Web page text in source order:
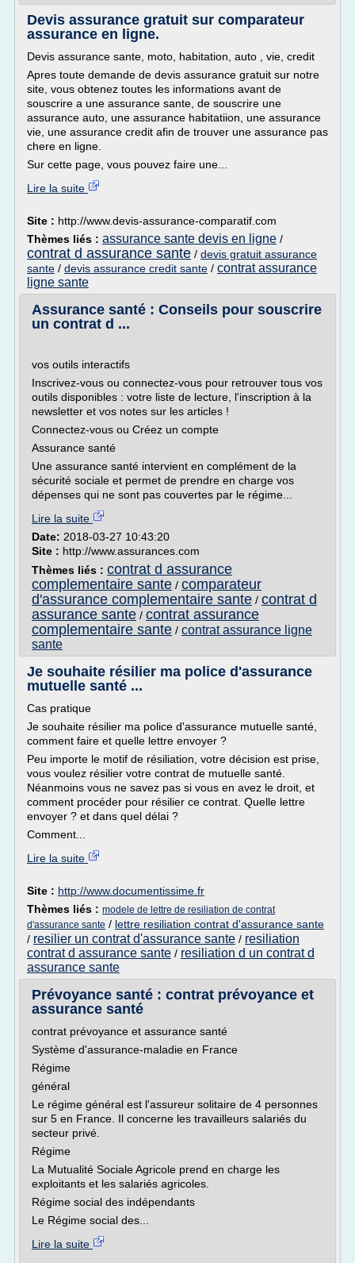
Devis assurance gratuit sur comparateur
assurance en ligne.
Devis assurance sante, moto, habitation, auto , vie, credit
Apres toute demande de devis assurance gratuit sur notre
site, vous obtenez toutes les informations avant de
souscrire a une assurance sante, de souscrire une
assurance auto, une assurance habitatiion, une assurance
vie, une assurance credit afin de trouver une assurance pas
chere en ligne.
Sur cette page, vous pouvez faire une...
Lire la suite
Site : http://www.devis-assurance-comparatif.com
Thèmes liés : assurance sante devis en ligne /
contrat d assurance sante / devis gratuit assurance
sante / devis assurance credit sante / contrat assurance
ligne sante
Assurance santé : Conseils pour souscrire
un contrat d ...
vos outils interactifs
Inscrivez-vous ou connectez-vous pour retrouver tous vos
outils disponibles : votre liste de lecture, l'inscription à la
newsletter et vos notes sur les articles !
Connectez-vous ou Créez un compte
Assurance santé
Une assurance santé intervient en complément de la
sécurité sociale et permet de prendre en charge vos
dépenses qui ne sont pas couvertes par le régime...
Lire la suite
Date: 2018-03-27 10:43:20
Site : http://www.assurances.com
Thèmes liés : contrat d assurance
complementaire sante / comparateur
d'assurance complementaire sante / contrat d
assurance sante / contrat assurance
complementaire sante / contrat assurance ligne
sante
Je souhaite résilier ma police d'assurance
mutuelle santé ...
Cas pratique
Je souhaite résilier ma police d'assurance mutuelle santé,
comment faire et quelle lettre envoyer ?
Peu importe le motif de résiliation, votre décision est prise,
vous voulez résilier votre contrat de mutuelle santé.
Néanmoins vous ne savez pas si vous en avez le droit, et
comment procéder pour résilier ce contrat. Quelle lettre
envoyer ? et dans quel délai ?
Comment...
Lire la suite
Site : http://www.documentissime.fr
Thèmes liés : modele de lettre de resiliation de contrat
d'assurance sante / lettre resiliation contrat d'assurance sante
/ resilier un contrat d'assurance sante / resiliation
contrat d assurance sante / resiliation d un contrat d
assurance sante
Prévoyance santé : contrat prévoyance et
assurance santé
contrat prévoyance et assurance santé
Système d'assurance-maladie en France
Régime
général
Le régime général est l'assureur solitaire de 4 personnes
sur 5 en France. Il concerne les travailleurs salariés du
secteur privé.
Régime
La Mutualité Sociale Agricole prend en charge les
exploitants et les salariés agricoles.
Régime social des indépendants
Le Régime social des...
Lire la suite